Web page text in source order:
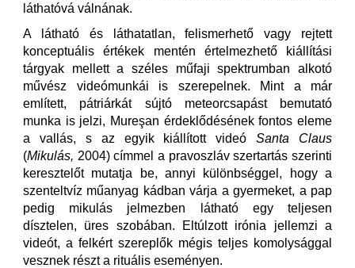
láthatóvá válnának.
A látható és láthatatlan, felismerhető vagy rejtett
konceptuális értékek mentén értelmezhető kiállítási
tárgyak mellett a széles műfaji spektrumban alkotó
művész videómunkái is szerepelnek. Mint a már
említett, pátriárkát sújtó meteorcsapást bemutató
munka is jelzi, Mureşan érdeklődésének fontos eleme
a vallás, s az egyik kiállított videó Santa Claus
(Mikulás, 2004) címmel a pravoszláv szertartás szerinti
keresztelőt mutatja be, annyi különbséggel, hogy a
szenteltvíz műanyag kádban várja a gyermeket, a pap
pedig mikulás jelmezben látható egy teljesen
dísztelen, üres szobában. Eltúlzott irónia jellemzi a
videót, a felkért szereplők mégis teljes komolysággal
vesznek részt a rituális eseményen.